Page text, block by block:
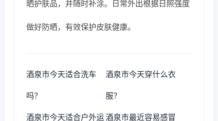
晒护肤品，并随时补涂。日常外出根据日照强度
做好防晒，有效保护皮肤健康。
酒泉市今天适合洗车
吗？
酒泉市今天穿什么衣
服？
酒泉市今天适合户外运酒泉市最近容易感冒